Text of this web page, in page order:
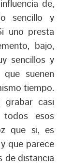
de,
sencillo y
uno presta
bajo,
sencillos y
suenen
tiempo.
casi
todos esos
que si, es
que parece
de distancia